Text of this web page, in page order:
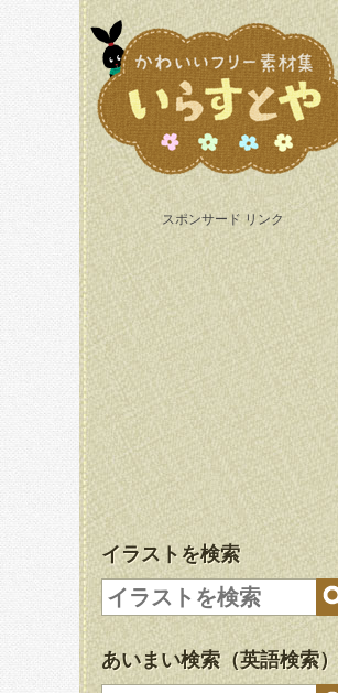
スポンサード リンク
イラストを検索
あいまい検索（英語検索）